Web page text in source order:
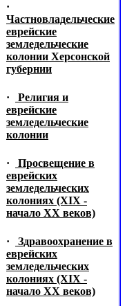
·
Частновладельческие
еврейские
земледельческие
колонии Херсонской
губернии
·
Религия и
еврейские
земледельческие
колонии
·
Просвещение в
еврейских
земледельческих
колониях (XIX -
начало XX веков)
·
Здравоохранение в
еврейских
земледельческих
колониях (XIX -
начало XX веков)